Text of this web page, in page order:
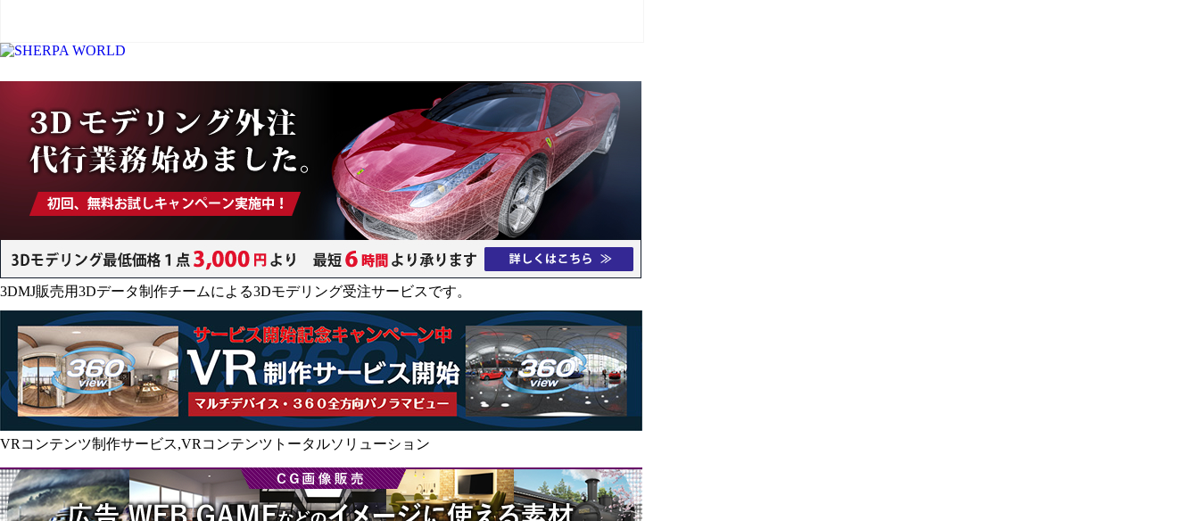
3DMJ販売用3Dデータ制作チームによる3Dモデリング受注サービスです。
VRコンテンツ制作サービス,VRコンテンツトータルソリューション